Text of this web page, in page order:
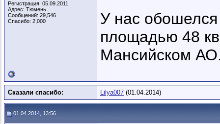
Регистрация: 05.09.2011
Адрес: Тюмень
Сообщений: 29,546
Спасибо: 2,000
У нас обошелся
площадью 48
Мансийском
Сказали спасибо: Lilya007 (01.04.2014)
01.04.2014, 13:56